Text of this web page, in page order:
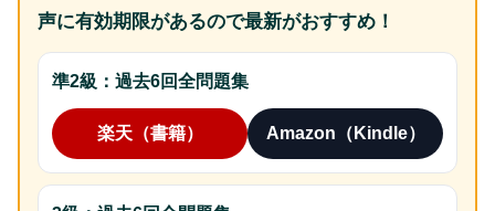
声に有効期限があるので最新がおすすめ！
準2級：過去6回全問題集
楽天（書籍） Amazon（Kindle）